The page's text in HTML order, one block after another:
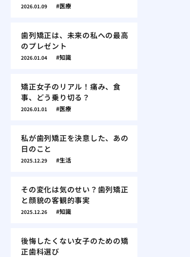
2026.01.09 医療
歯列矯正は、未来の私への最高
のプレゼント
2026.01.04 知識
矯正女子のリアル！痛み、食
事、どう乗り切る？
2026.01.01 医療
私が歯列矯正を決意した、あの
日のこと
2025.12.29 生活
その変化は気のせい？歯列矯正
と顔貌の客観的事実
2025.12.26 知識
後悔したくない女子のための矯
正歯科選び